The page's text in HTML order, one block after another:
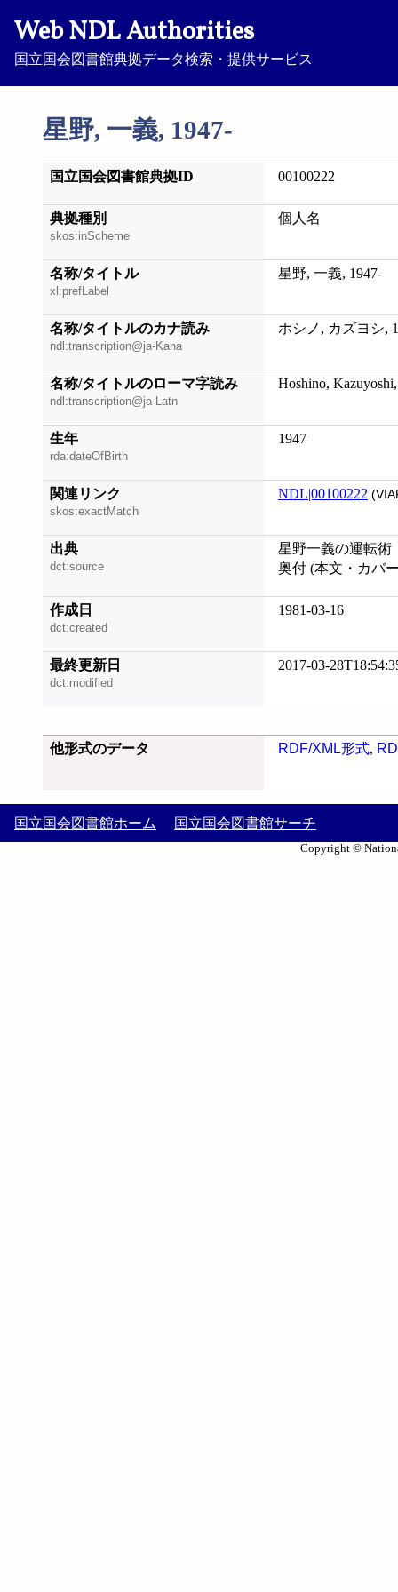
Web NDL Authorities
国立国会図書館典拠データ検索・提供サービス
星野, 一義, 1947-
国立国会図書館典拠ID 00100222
典拠種別
skos:inScheme
個人名
名称/タイトル
xl:prefLabel
星野, 一義, 1947-
名称/タイトルのカナ読み
ndl:transcription@ja-Kana
ホシノ, カズヨシ,
名称/タイトルのローマ字読み
ndl:transcription@ja-Latn
Hoshino,
生年
rda:dateOfBirth
1947
関連リンク
skos:exactMatch
NDL|00100222
出典
dct:source
星野一義の運転術
奥付 (本文・カバ
作成日
dct:created
1981-03-16
最終更新日
dct:modified
2017-03-
他形式のデータ RDF/XML形式,
国立国会図書館ホーム 国立国会図書館サーチ
Copyright ©